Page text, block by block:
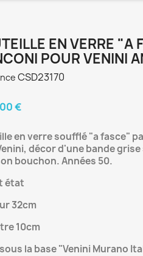
EN VERRE "A
POUR VENINI
CSD23170
€
en verre soufflé "a fasce"
décor d'une bande
bouchon. Années 50.
état
32cm
10cm
la base "Venini Murano